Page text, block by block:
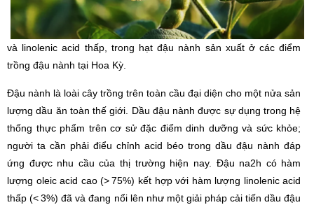
và linolenic acid thấp, trong hạt đậu nành sản xuất ở các điểm
trồng đậu nành tại Hoa Kỳ.
Đậu nành là loài cây trồng trên toàn cầu đại diện cho một nửa sản
lượng dầu ăn toàn thế giới. Dầu đậu nành được sự dụng trong hệ
thống thực phẩm trên cơ sử đặc điểm dinh dưỡng và sức khỏe;
người ta cần phải điểu chỉnh acid béo trong dầu đậu nành đáp
ứng được nhu cầu của thị trường hiện nay. Đậu na2h có hàm
lượng oleic acid cao (> 75%) kết hợp với hàm lượng linolenic acid
thấp (< 3%) đã và đang nổi lên như một giải pháp cải tiến dầu đậu